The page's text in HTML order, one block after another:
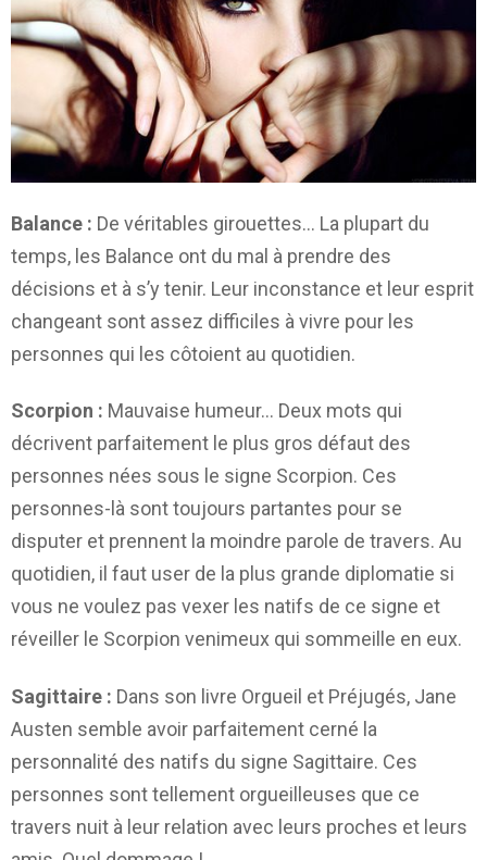
Balance : De véritables girouettes… La plupart du
temps, les Balance ont du mal à prendre des
décisions et à s’y tenir. Leur inconstance et leur esprit
changeant sont assez difficiles à vivre pour les
personnes qui les côtoient au quotidien.
Scorpion : Mauvaise humeur… Deux mots qui
décrivent parfaitement le plus gros défaut des
personnes nées sous le signe Scorpion. Ces
personnes-là sont toujours partantes pour se
disputer et prennent la moindre parole de travers. Au
quotidien, il faut user de la plus grande diplomatie si
vous ne voulez pas vexer les natifs de ce signe et
réveiller le Scorpion venimeux qui sommeille en eux.
Sagittaire : Dans son livre Orgueil et Préjugés, Jane
Austen semble avoir parfaitement cerné la
personnalité des natifs du signe Sagittaire. Ces
personnes sont tellement orgueilleuses que ce
travers nuit à leur relation avec leurs proches et leurs